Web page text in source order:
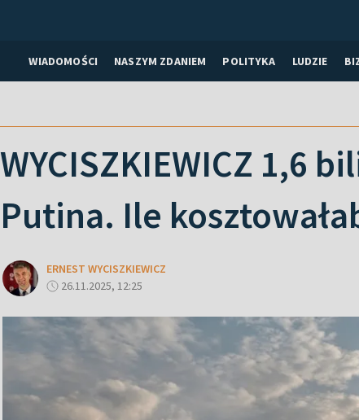
WIADOMOŚCI NASZYM ZDANIEM POLITYKA LUDZIE
WYCISZKIEWICZ 1,6
Putina. Ile
ERNEST WYCISZKIEWICZ
26.11.2025, 12:25